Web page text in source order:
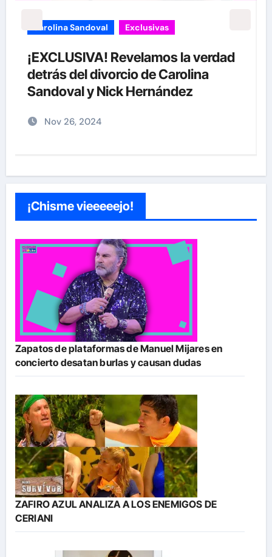
Exclusivas Sean 'Diddy' Combs
Jay-Z reacciona a acusaciones de
supuesto abuso a menor de 13 años
junto a Diddy Combs en plena fiesta
Dic 9, 2024
¡Chisme vieeeeejo!
Zapatos de plataformas de Manuel Mijares en
concierto desatan burlas y causan dudas
ZAFIRO AZUL ANALIZA A LOS ENEMIGOS DE
CERIANI